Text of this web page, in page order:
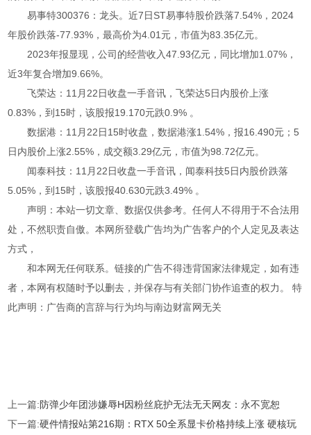
易事特300376：龙头。近7日ST易事特股价跌落7.54%，2024
年股价跌落-77.93%，最高价为4.01元，市值为83.35亿元。
2023年报显现，公司的经营收入47.93亿元，同比增加1.07%，
近3年复合增加9.66%。
飞荣达：11月22日收盘一手音讯，飞荣达5日内股价上涨
0.83%，到15时，该股报19.170元跌0.9% 。
数据港：11月22日15时收盘，数据港涨1.54%，报16.490元；5
日内股价上涨2.55%，成交额3.29亿元，市值为98.72亿元。
闻泰科技：11月22日收盘一手音讯，闻泰科技5日内股价跌落
5.05%，到15时，该股报40.630元跌3.49% 。
声明：本站一切文章、数据仅供参考。任何人不得用于不合法用
处，不然职责自傲。本网所登载广告均为广告客户的个人定见及表达
方式，
和本网无任何联系。链接的广告不得违背国家法律规定，如有违
者，本网有权随时予以删去，并保存与有关部门协作追查的权力。 特
此声明：广告商的言辞与行为均与南边财富网无关
上一篇:防弹少年团涉嫌辱H因粉丝庇护无法无天网友：永不宽恕
下一篇:硬件情报站第216期：RTX 50全系显卡价格持续上涨 硬核玩